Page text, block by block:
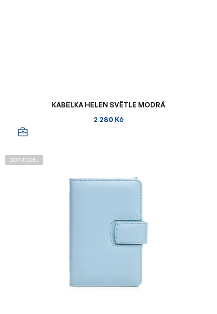
KABELKA HELEN SVĚTLE MODRÁ
2 280 Kč
DOPRODEJ